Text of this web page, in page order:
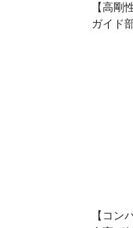
【高
ガイド
【コン